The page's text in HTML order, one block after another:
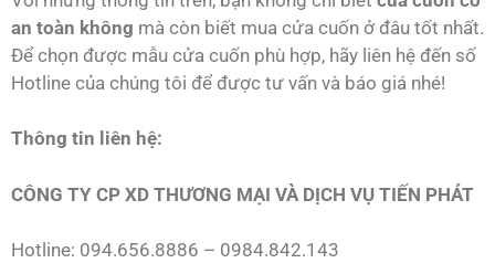
an toàn không mà còn biết mua cửa cuốn ở đâu tốt nhất.
Để chọn được mẫu cửa cuốn phù hợp, hãy liên hệ đến số
Hotline của chúng tôi để được tư vấn và báo giá nhé!
Thông tin liên hệ:
CÔNG TY CP XD THƯƠNG MẠI VÀ DỊCH VỤ TIẾN PHÁT
Hotline: 094.656.8886 – 0984.842.143